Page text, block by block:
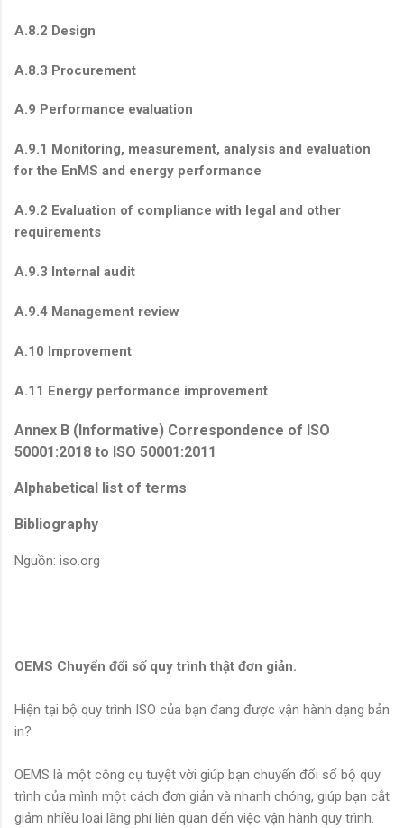
A.8.2 Design
A.8.3 Procurement
A.9 Performance evaluation
A.9.1 Monitoring, measurement, analysis and evaluation
for the EnMS and energy performance
A.9.2 Evaluation of compliance with legal and other
requirements
A.9.3 Internal audit
A.9.4 Management review
A.10 Improvement
A.11 Energy performance improvement
Annex B (Informative) Correspondence of ISO
50001:2018 to ISO 50001:2011
Alphabetical list of terms
Bibliography
Nguồn: iso.org
OEMS Chuyển đổi số quy trình thật đơn giản.
Hiện tại bộ quy trình ISO của bạn đang được vận hành dạng bản
in?
OEMS là một công cụ tuyệt vời giúp bạn chuyển đổi số bộ quy
trình của mình một cách đơn giản và nhanh chóng, giúp bạn cắt
giảm nhiều loại lãng phí liên quan đến việc vận hành quy trình.